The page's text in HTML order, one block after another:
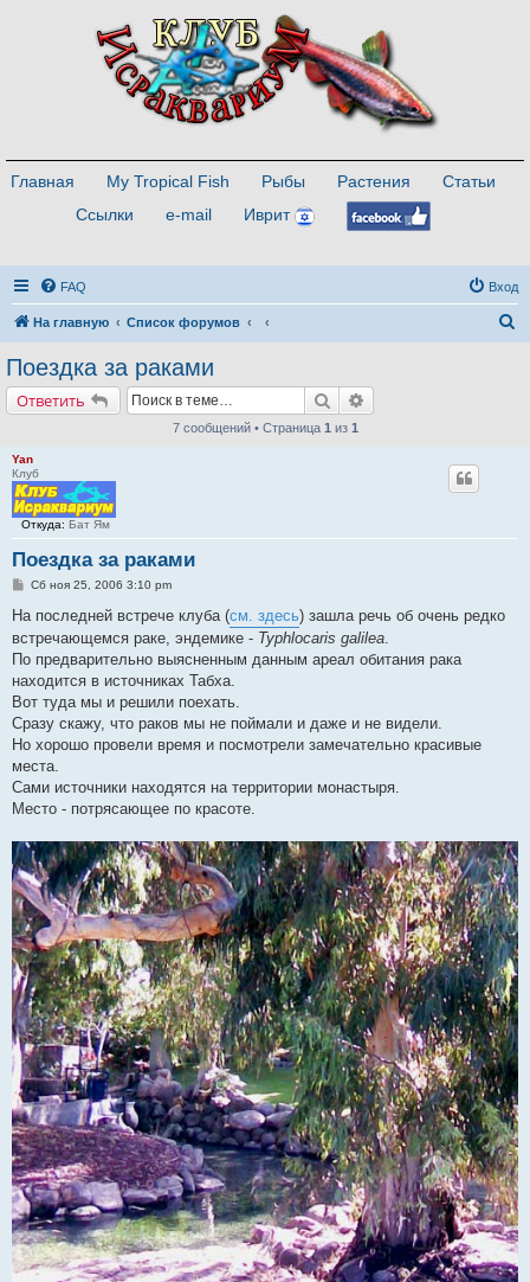
Главная My Tropical Fish Рыбы Растения
Статьи
Ссылки
e-mail Иврит
FAQ Вход
На главную Список форумов
Поездка за раками
Ответить Поиск
7 сообщений • Страница 1 из 1
Yan
Клуб
Откуда: Бат Ям
Поездка за раками
С
о
щ
е
н
и
е
Сб ноя 25, 2006 3:10 pm
На последней встрече клуба (см. здесь) зашла речь об очень редко
встречающемся раке, эндемике - Typhlocaris galilea.
По предварительно выясненным данным ареал обитания рака
находится в источниках Табха.
Вот туда мы и решили поехать.
Сразу скажу, что раков мы не поймали и даже и не видели.
Но хорошо провели время и посмотрели замечательно красивые
места.
Сами источники находятся на территории монастыря.
Место - потрясающее по красоте.